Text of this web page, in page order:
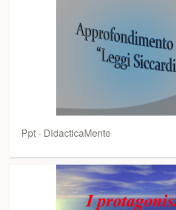
Ppt - DidacticaMente